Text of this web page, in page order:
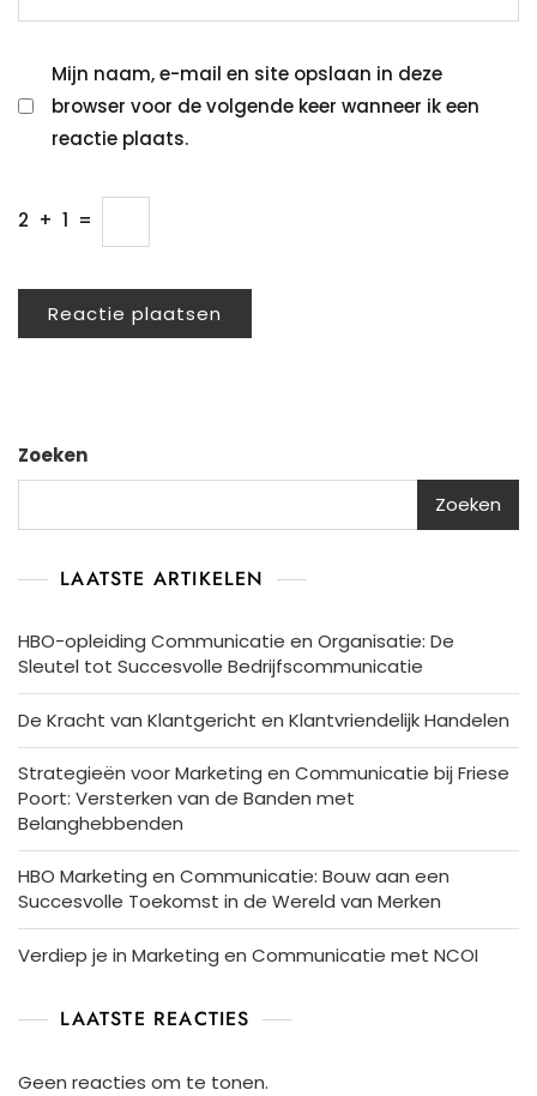
Mijn naam, e-mail en site opslaan in deze
browser voor de volgende keer wanneer ik een
reactie plaats.
2 + 1 =
Zoeken
Zoeken
LAATSTE ARTIKELEN
HBO-opleiding Communicatie en Organisatie: De
Sleutel tot Succesvolle Bedrijfscommunicatie
De Kracht van Klantgericht en Klantvriendelijk Handelen
Strategieën voor Marketing en Communicatie bij Friese
Poort: Versterken van de Banden met
Belanghebbenden
HBO Marketing en Communicatie: Bouw aan een
Succesvolle Toekomst in de Wereld van Merken
Verdiep je in Marketing en Communicatie met NCOI
LAATSTE REACTIES
Geen reacties om te tonen.